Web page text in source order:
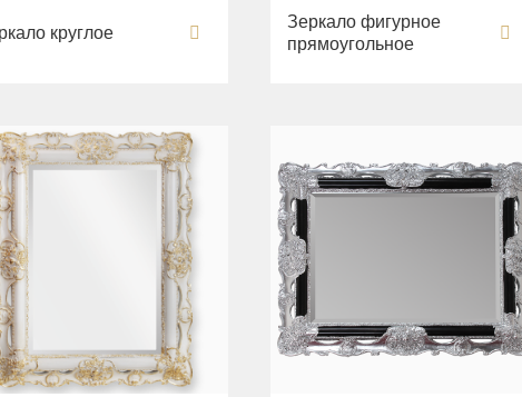
круглое
Зеркало фигурное
прямоугольное